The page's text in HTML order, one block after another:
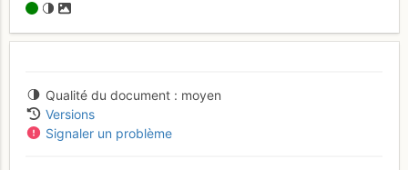
Qualité du document
moyen
Versions
Signaler un problème